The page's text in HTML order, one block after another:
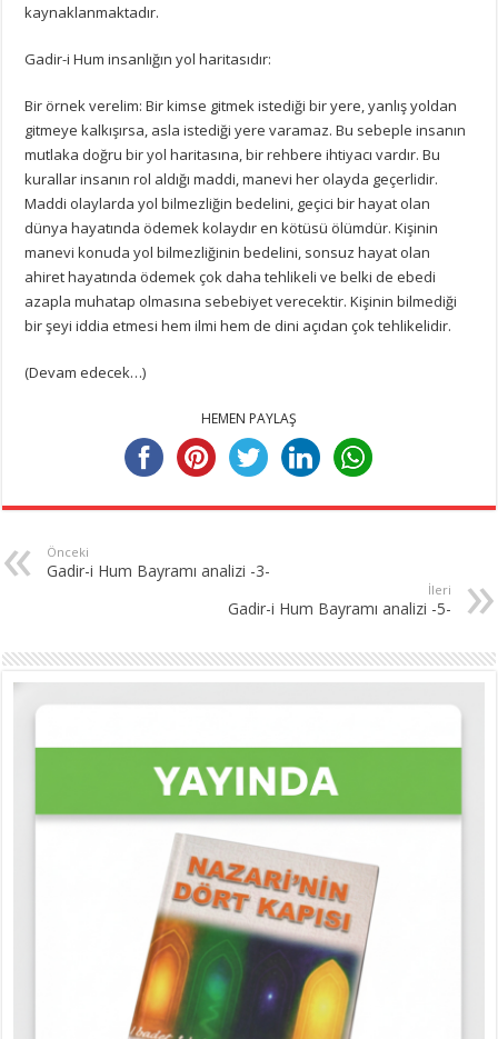
kaynaklanmaktadır.
Gadir-i Hum insanlığın yol haritasıdır:
Bir örnek verelim: Bir kimse gitmek istediği bir yere, yanlış yoldan
gitmeye kalkışırsa, asla istediği yere varamaz. Bu sebeple insanın
mutlaka doğru bir yol haritasına, bir rehbere ihtiyacı vardır. Bu
kurallar insanın rol aldığı maddi, manevi her olayda geçerlidir.
Maddi olaylarda yol bilmezliğin bedelini, geçici bir hayat olan
dünya hayatında ödemek kolaydır en kötüsü ölümdür. Kişinin
manevi konuda yol bilmezliğinin bedelini, sonsuz hayat olan
ahiret hayatında ödemek çok daha tehlikeli ve belki de ebedi
azapla muhatap olmasına sebebiyet verecektir. Kişinin bilmediği
bir şeyi iddia etmesi hem ilmi hem de dini açıdan çok tehlikelidir.
(Devam edecek…)
HEMEN PAYLAŞ
Önceki
Gadir-i Hum Bayramı analizi -3-
İleri
Gadir-i Hum Bayramı analizi -5-